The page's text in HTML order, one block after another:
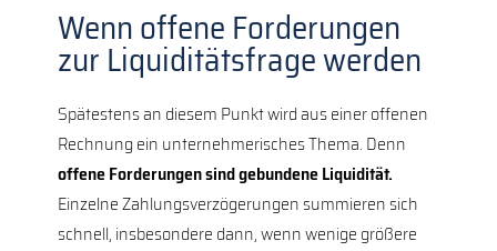
Wenn offene Forderungen
zur Liquiditätsfrage werden
Spätestens an diesem Punkt wird aus einer offenen
Rechnung ein unternehmerisches Thema. Denn
offene Forderungen sind gebundene Liquidität.
Einzelne Zahlungsverzögerungen summieren sich
schnell, insbesondere dann, wenn wenige größere